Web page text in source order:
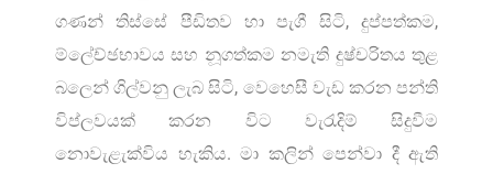
ගණන් තිස්සේ පීඩිතව හා පැගී සිටි, දුප්පත්කම,
ම්ලේච්ඡභාවය සහ නූගත්කම නමැති දුෂ්චරිතය තුළ
බලෙන් ගිල්වනු ලැබ සිටි, වෙහෙසී වැඩ කරන පන්ති
විප්ලවයක් කරන විට වැරැදිම් සිදුවීම
නොවැළැක්විය හැකිය. මා කලින් පෙන්වා දී ඇති